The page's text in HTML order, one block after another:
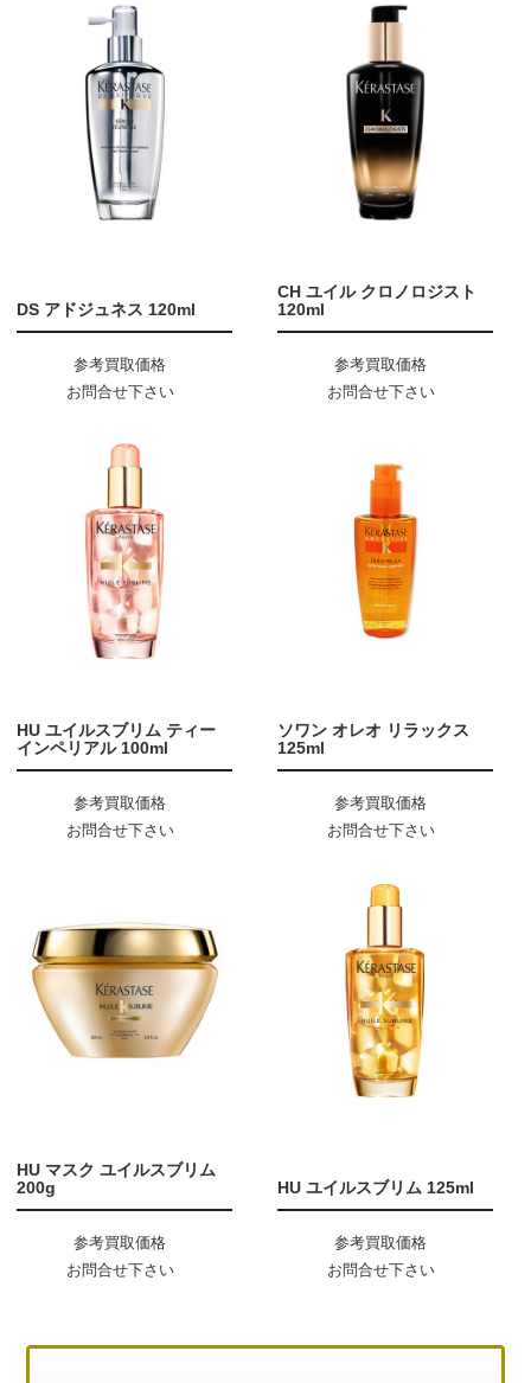
DS アドジュネス 120ml
参考買取価格
お問合せ下さい
CH ユイル クロノロジスト
120ml
参考買取価格
お問合せ下さい
HU ユイルスブリム ティー
インペリアル 100ml
参考買取価格
お問合せ下さい
ソワン オレオ リラックス
125ml
参考買取価格
お問合せ下さい
HU マスク ユイルスブリム
200g
参考買取価格
お問合せ下さい
HU ユイルスブリム 125ml
参考買取価格
お問合せ下さい